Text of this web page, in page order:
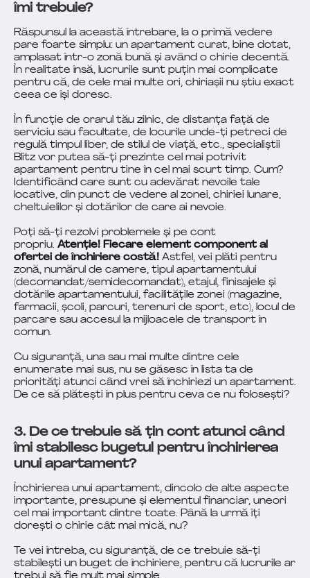
îmi trebuie?
Răspunsul la această întrebare, la o primă vedere
pare foarte simplu: un apartament curat, bine dotat,
amplasat într-o zonă bună și având o chirie decentă.
În realitate însă, lucrurile sunt puțin mai complicate
pentru că, de cele mai multe ori, chiriașii nu știu exact
ceea ce își doresc.
În funcție de orarul tău zilnic, de distanța față de
serviciu sau facultate, de locurile unde-ți petreci de
regulă timpul liber, de stilul de viață, etc., specialiștii
Blitz vor putea să-ți prezinte cel mai potrivit
apartament pentru tine în cel mai scurt timp. Cum?
Identificând care sunt cu adevărat nevoile tale
locative, din punct de vedere al zonei, chiriei lunare,
cheltuielilor și dotărilor de care ai nevoie.
Poți să-ți rezolvi problemele și pe cont
propriu. Atenție! Fiecare element component al
ofertei de închiriere costă! Astfel, vei plăti pentru
zonă, numărul de camere, tipul apartamentului
(decomandat/semidecomandat), etajul, finisajele și
dotările apartamentului, facilitățile zonei (magazine,
farmacii, școli, parcuri, terenuri de sport, etc), locul de
parcare sau accesul la mijloacele de transport în
comun.
Cu siguranță, una sau mai multe dintre cele
enumerate mai sus, nu se găsesc în lista ta de
priorități atunci când vrei să închiriezi un apartament.
De ce să plătești în plus pentru ceva ce nu folosești?
3. De ce trebuie să țin cont atunci când
îmi stabilesc bugetul pentru închirierea
unui apartament?
Închirierea unui apartament, dincolo de alte aspecte
importante, presupune și elementul financiar, uneori
cel mai important dintre toate. Până la urmă îți
dorești o chirie cât mai mică, nu?
Te vei întreba, cu siguranță, de ce trebuie să-ți
stabilești un buget de închiriere, pentru că lucrurile ar